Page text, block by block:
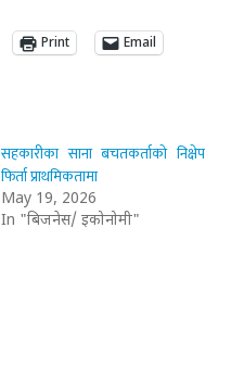
Print Email
सहकारीका साना बचतकर्ताको निक्षेप
फिर्ता प्राथमिकतामा
May 19, 2026
In "बिजनेस/ इकोनोमी"